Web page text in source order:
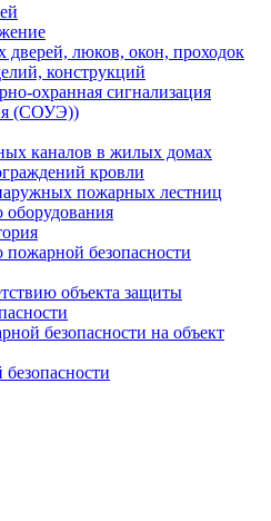
дверей, люков, окон, проходок
конструкций
охранная сигнализация
(СОУЭ))
каналов в жилых домах
кровли
пожарных лестниц
оборудования
пожарной безопасности
объекта защиты
безопасности на объект